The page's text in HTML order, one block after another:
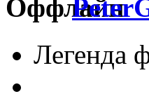
Легенда